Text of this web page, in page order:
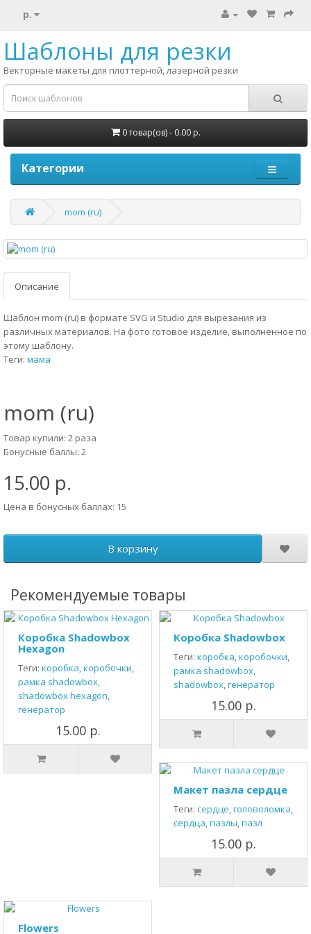
р.
Шаблоны для резки
Векторные макеты для плоттерной, лазерной резки
0 товар(ов) - 0.00 р.
Категории
mom (ru)
Описание
Шаблон mom (ru) в формате SVG и Studio для вырезания из
различных материалов. На фото готовое изделие, выполненное по
этому шаблону.
Теги: мама
mom (ru)
Товар купили: 2 раза
Бонусные баллы: 2
15.00 р.
Цена в бонусных баллах: 15
В корзину
Рекомендуемые товары
Коробка Shadowbox
Hexagon
Теги: коробка,коробочки,
рамка shadowbox,
shadowbox hexagon,
генератор
15.00 р.
Коробка Shadowbox
Теги: коробка,коробочки,
рамка shadowbox,
shadowbox,генератор
15.00 р.
Макет пазла сердце
Теги: сердце,головоломка,
сердца,пазлы,пазл
15.00 р.
Flowers